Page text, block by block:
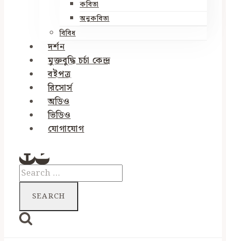
কবিতা
অনুকবিতা
বিবিধ
দর্শন
মুক্তবুদ্ধি চর্চা কেন্দ্র
বইপত্র
রিসোর্স
অডিও
ভিডিও
যোগাযোগ
Search
for: